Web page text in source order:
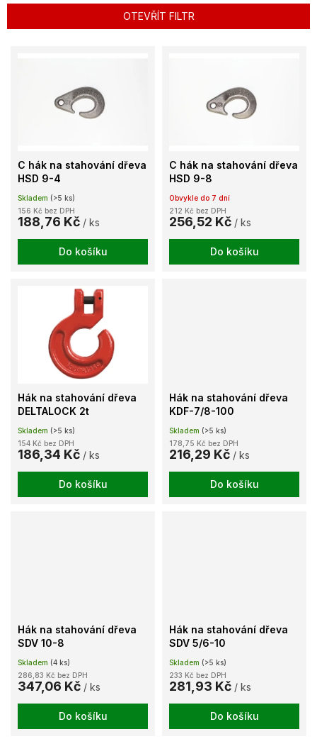
r
OTEVŘÍT FILTR
C hák na stahování dřeva
HSD 9-4
Skladem (>5 ks)
156 Kč bez DPH
188,76 Kč / ks
Do košíku
C hák na stahování dřeva
HSD 9-8
Obvykle do 7 dní
212 Kč bez DPH
256,52 Kč / ks
Do košíku
Hák na stahování dřeva
DELTALOCK 2t
Skladem (>5 ks)
154 Kč bez DPH
186,34 Kč / ks
Do košíku
Hák na stahování dřeva
KDF-7/8-100
Skladem (>5 ks)
178,75 Kč bez DPH
216,29 Kč / ks
Do košíku
Hák na stahování dřeva
SDV 10-8
Skladem (4 ks)
286,83 Kč bez DPH
347,06 Kč / ks
Do košíku
Hák na stahování dřeva
SDV 5/6-10
Skladem (>5 ks)
233 Kč bez DPH
281,93 Kč / ks
Do košíku